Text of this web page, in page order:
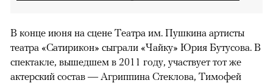
В конце июня на сцене Театра им. Пушкина артисты
театра «Сатирикон» сыграли «Чайку» Юрия Бутусова. В
спектакле, вышедшем в 2011 году, участвует тот же
актерский состав — Агриппина Стеклова, Тимофей